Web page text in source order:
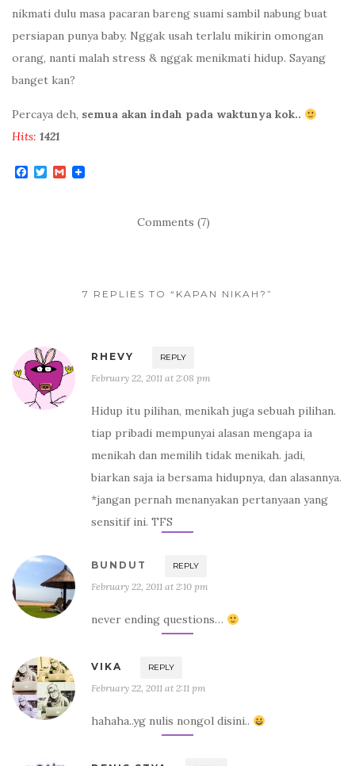
nikmati dulu masa pacaran bareng suami sambil nabung buat
persiapan punya baby. Nggak usah terlalu mikirin omongan
orang, nanti malah stress & nggak menikmati hidup. Sayang
banget kan?
Percaya deh, semua akan indah pada waktunya kok..
Hits: 1421
F
T
G
Comments (7)
7 REPLIES TO “KAPAN NIKAH?”
RHEVY REPLY
February 22, 2011 at 2:08 pm
Hidup itu pilihan, menikah juga sebuah pilihan.
tiap pribadi mempunyai alasan mengapa ia
menikah dan memilih tidak menikah. jadi,
biarkan saja ia bersama hidupnya, dan alasannya.
*jangan pernah menanyakan pertanyaan yang
sensitif ini. TFS
BUNDUT REPLY
February 22, 2011 at 2:10 pm
never ending questions…
VIKA REPLY
February 22, 2011 at 2:11 pm
hahaha..yg nulis nongol disini..